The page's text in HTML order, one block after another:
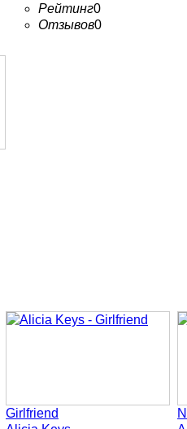
Рейтинг0
Отзывов0
Girlfriend